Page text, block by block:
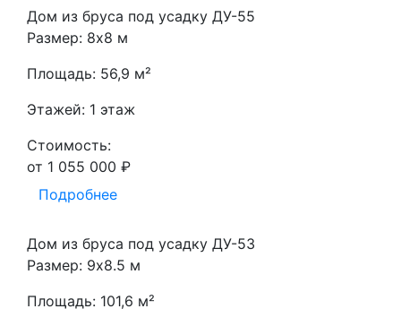
Дом из бруса под усадку ДУ-55
Размер: 8х8 м
Площадь: 56,9 м²
Этажей: 1 этаж
Стоимость:
от 1 055 000 ₽
Подробнее
Дом из бруса под усадку ДУ-53
Размер: 9х8.5 м
Площадь: 101,6 м²